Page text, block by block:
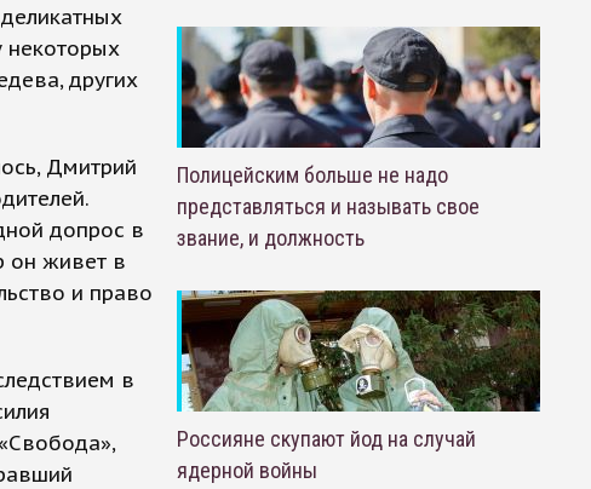
некоторых
других
Дмитрий
допрос в
он живет в
и право
в
Полицейским больше не надо
представляться и называть свое
звание, и должность
Россияне скупают йод на случай
ядерной войны